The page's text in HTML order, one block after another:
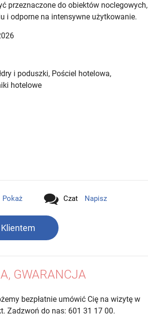
przeznaczone do obiektów noclegowych,
i odporne na intensywne użytkowanie.
i poduszki, Pościel hotelowa,
hotelowe
Pokaż Czat Napisz
GWARANCJA
bezpłatnie umówić Cię na wizytę w
Zadzwoń do nas: 601 31 17 00.